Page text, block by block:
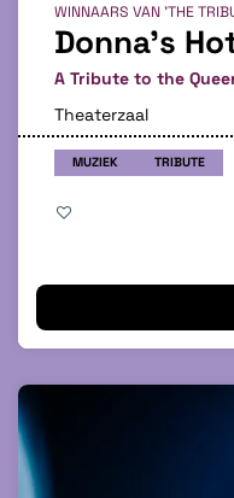
Donna’s
A Tribute to the
WINNAARS VAN 'THE
Theaterzaal
MUZIEK TRIBUTE